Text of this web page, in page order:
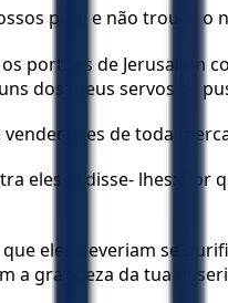
pais, e não trouxe
os portões de
dos meus servos se
vendedores de toda
eles, e disse- lhes:
que eles deveriam se
a grandeza da tua